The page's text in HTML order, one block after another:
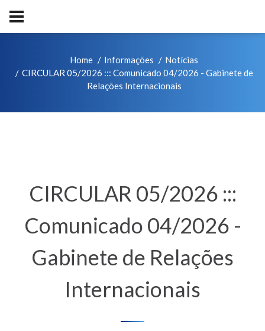
Home Informações
Notícias
CIRCULAR 05/2026 ::: Comunicado 04/2026 - Gabinete de
Relações Internacionais
CIRCULAR 05/2026 :::
Comunicado 04/2026 -
Gabinete de Relações
Internacionais